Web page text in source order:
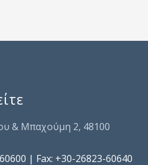
& Μπαχούμη 2, 48100
| Fax: +30-26823-60640